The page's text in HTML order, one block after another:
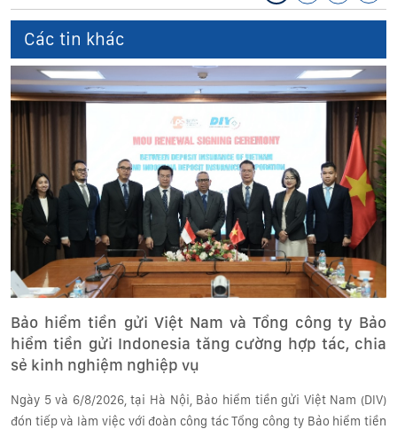
Các tin khác
Bảo hiểm tiền gửi Việt Nam và Tổng công ty Bảo
hiểm tiền gửi Indonesia tăng cường hợp tác, chia
sẻ kinh nghiệm nghiệp vụ
Ngày 5 và 6/8/2026, tại Hà Nội, Bảo hiểm tiền gửi Việt Nam (DIV)
đón tiếp và làm việc với đoàn công tác Tổng công ty Bảo hiểm tiền